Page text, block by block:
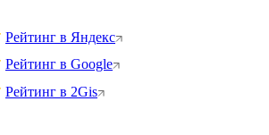
Рейтинг в Яндекс
Рейтинг в Google
Рейтинг в 2Gis